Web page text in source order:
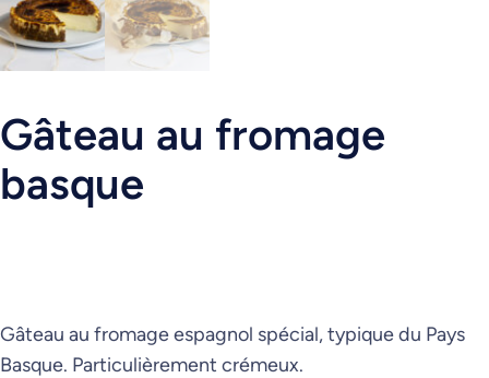
Gâteau au fromage
basque
Gâteau au fromage espagnol spécial, typique du Pays
Basque. Particulièrement crémeux.